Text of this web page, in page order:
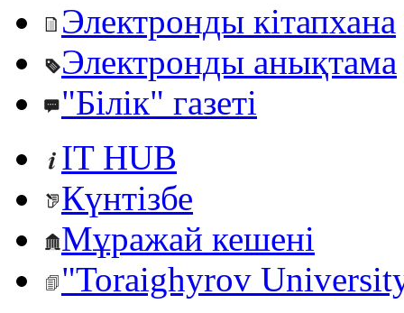
Электронды кітапхана
Электронды анықтама
"Білік" газеті
IT HUB
Күнтізбе
Мұражай кешені
"Toraighyrov